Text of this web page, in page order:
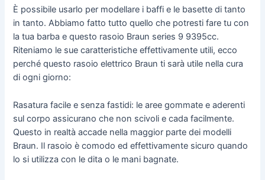
È possibile usarlo per modellare i baffi e le basette di tanto
in tanto. Abbiamo fatto tutto quello che potresti fare tu con
la tua barba e questo rasoio Braun series 9 9395cc.
Riteniamo le sue caratteristiche effettivamente utili, ecco
perché questo rasoio elettrico Braun ti sarà utile nella cura
di ogni giorno:
Rasatura facile e senza fastidi: le aree gommate e aderenti
sul corpo assicurano che non scivoli e cada facilmente.
Questo in realtà accade nella maggior parte dei modelli
Braun. Il rasoio è comodo ed effettivamente sicuro quando
lo si utilizza con le dita o le mani bagnate.